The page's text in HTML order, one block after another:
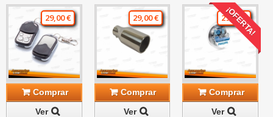
29,00 €
Comprar
Ver
29,00 €
Comprar
Ver
¡OFERTA!
29,00 €
Comprar
Ver